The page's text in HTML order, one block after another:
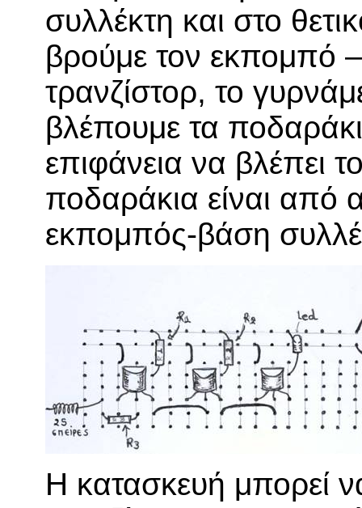
συλλέκτη και στο
βρούμε τον εκπομπό
τρανζίστορ, το
βλέπουμε τα
επιφάνεια να βλέπει
ποδαράκια είναι από
εκπομπός-βάση
Η κατασκευή μπορεί